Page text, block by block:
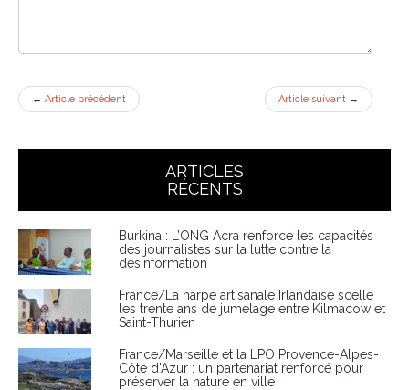
← Article précédent Article suivant →
ARTICLES
RÉCENTS
Burkina : L’ONG Acra renforce les capacités
des journalistes sur la lutte contre la
désinformation
France/La harpe artisanale Irlandaise scelle
les trente ans de jumelage entre Kilmacow et
Saint-Thurien
France/Marseille et la LPO Provence-Alpes-
Côte d'Azur : un partenariat renforcé pour
préserver la nature en ville